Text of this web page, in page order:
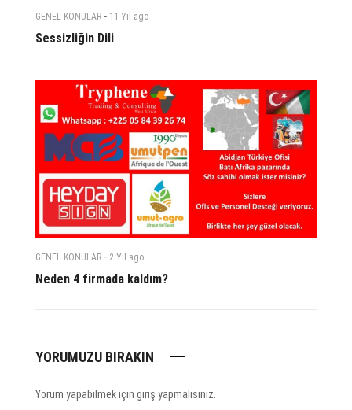
GENEL KONULAR- 11 Yıl ago
Sessizliğin Dili
GENEL KONULAR- 2 Yıl ago
Neden 4 firmada kaldım?
YORUMUZU BIRAKIN
Yorum yapabilmek için giriş yapmalısınız.